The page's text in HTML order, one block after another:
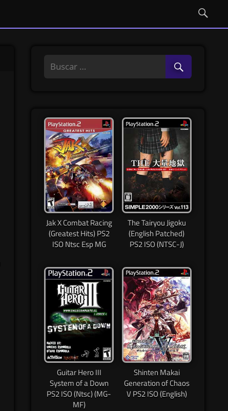
Jak X Combat Racing
(Greatest Hits) PS2
ISO Ntsc Esp MG
The Tairyou Jigoku
(English Patched)
PS2 ISO (NTSC-J)
Guitar Hero III
System of a Down
PS2 ISO (Ntsc) (MG-
MF)
Shinten Makai
Generation of Chaos
V PS2 ISO (English)